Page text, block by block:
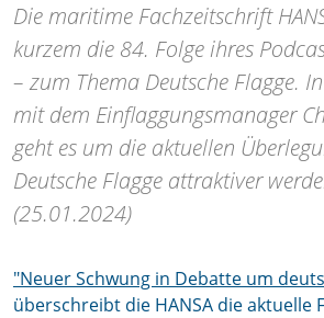
Die maritime Fachzeitschrift
kurzem die 84. Folge ihres
– zum Thema Deutsche Flagge.
mit dem Einflaggungsmanager
geht es um die aktuellen
Deutsche Flagge attraktiver
(25.01.2024)
"Neuer Schwung in Debatte um
überschreibt die HANSA die aktuelle